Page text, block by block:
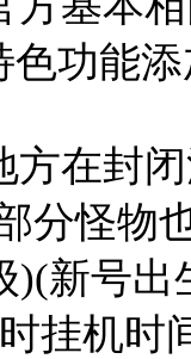
色功能
方在封
分怪物
)(新号
挂机时